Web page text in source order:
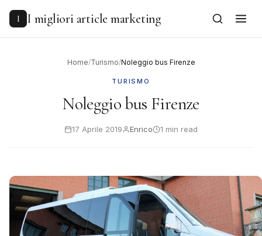
content
I I migliori article marketing
Home/Turismo/Noleggio bus Firenze
TURISMO
Noleggio bus Firenze
17 Aprile 2019 Enrico 1 min read